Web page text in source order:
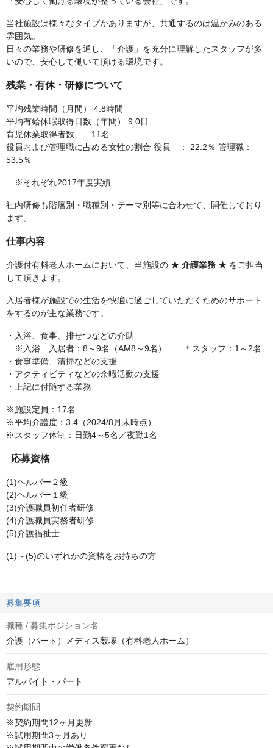
当社施設は様々なタイプがありますが、共通するのは温かみのある
雰囲気。
日々の業務や研修を通し、「介護」を充分に理解したスタッフが多
いので、安心して働いて頂ける環境です。
残業・有休・研修について
平均残業時間（月間） 4.8時間
平均有給休暇取得日数（年間） 9.0日
育児休業取得者数 11名
役員および管理職に占める女性の割合 役員 ： 22.2％ 管理職：
53.5％
※それぞれ2017年度実績
社内研修も階層別・職種別・テーマ別等に合わせて、開催しており
ます。
仕事内容
介護付有料老人ホームにおいて、当施設の ★ 介護業務 ★ をご担当
して頂きます。
入居者様が施設での生活を快適に過ごしていただくためのサポート
をするのが主な業務です。
・入浴、食事、排せつなどの介助
※入浴…入居者：8～9名（AM8～9名） ＊スタッフ：1～2名
・食事準備、清掃などの支援
・アクティビティなどの余暇活動の支援
・上記に付随する業務
※施設定員：17名
※平均介護度：3.4（2024/8月末時点）
※スタッフ体制：日勤4～5名／夜勤1名
応募資格
(1)ヘルパー２級
(2)ヘルパー１級
(3)介護職員初任者研修
(4)介護職員実務者研修
(5)介護福祉士
(1)～(5)のいずれかの資格をお持ちの方
募集要項
職種 / 募集ポジション名
介護（パート）メディス薮塚（有料老人ホーム）
雇用形態
アルバイト・パート
契約期間
※契約期間12ヶ月更新
※試用期間3ヶ月あり